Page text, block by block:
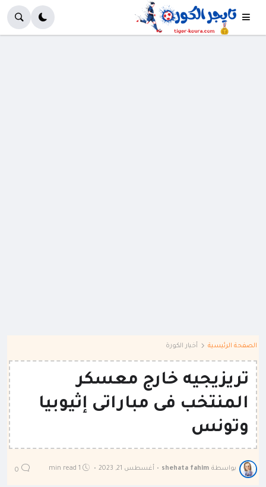
الصفحة الرئيسية أخبار الكورة
تريزيجيه خارج معسكر
المنتخب فى مباراتى إثيوبيا
وتونس
بواسطة shehata fahim
• أغسطس 21, 2023 •
1 min read
0